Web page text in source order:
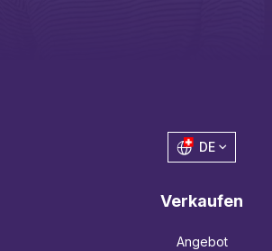
DE
Verkaufen
Angebot